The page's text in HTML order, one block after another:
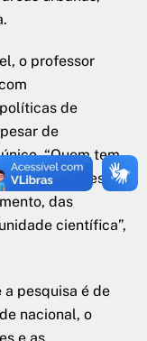
o professor
de
de
“Quem tem
os gestores de
das
científica”,
pesquisa é de
nacional, o